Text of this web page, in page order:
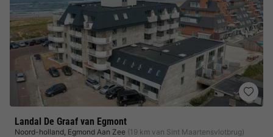
Landal De Graaf van Egmont
Noord-holland, Egmond Aan Zee (19 km van Sint Maartensvlotbrug)